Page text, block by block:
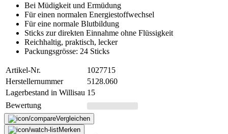
Bei Müdigkeit und Ermüdung
Für einen normalen Energiestoffwechsel
Für eine normale Blutbildung
Sticks zur direkten Einnahme ohne Flüssigkeit
Reichhaltig, praktisch, lecker
Packungsgrösse: 24 Sticks
Artikel-Nr.
1027715
Herstellernummer
5128.060
Lagerbestand in Willisau 15
Bewertung
Vergleichen
Merken